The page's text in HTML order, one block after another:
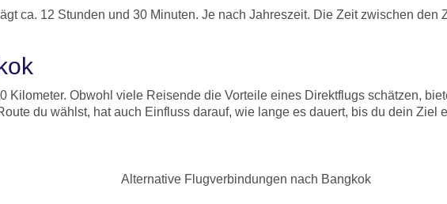
ca. 12 Stunden und 30 Minuten. Je nach Jahreszeit. Die Zeit zwischen den
Kilometer. Obwohl viele Reisende die Vorteile eines Direktflugs schätzen,
du wählst, hat auch Einfluss darauf, wie lange es dauert, bis du dein Ziel
Alternative Flugverbindungen nach Bangkok